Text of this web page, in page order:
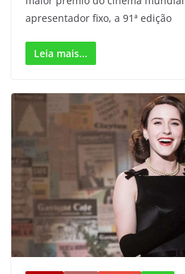
apresentador fixo, a 91ª edição
Leia mais...